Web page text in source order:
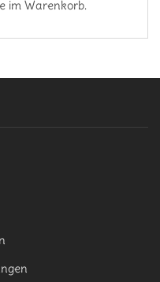
im Warenkorb.